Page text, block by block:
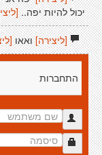
יכול להיות יפה..
[ליצירה]ואאו
התחברות